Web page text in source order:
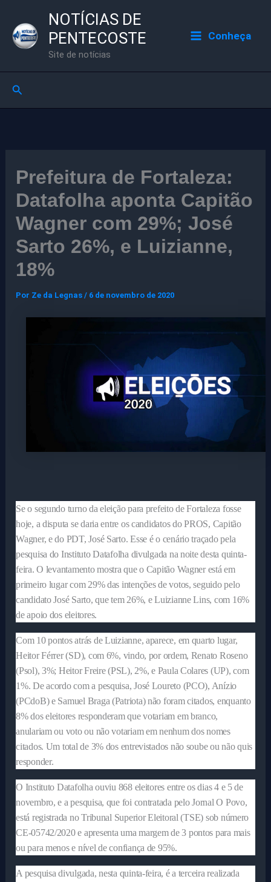
para
NOTÍCIAS DE
PENTECOSTE
Site de notícias
Conheça
Pesquisar
Prefeitura de Fortaleza:
Datafolha aponta Capitão
Wagner com 29%; José
Sarto 26%, e Luizianne,
18%
Por Ze da Legnas/ 6 de novembro de 2020
Se o segundo turno da eleição para prefeito de Fortaleza fosse
hoje, a disputa se daria entre os candidatos do PROS, Capitão
Wagner, e do PDT, José Sarto. Esse é o cenário traçado pela
pesquisa do Instituto Datafolha divulgada na noite desta quinta-
feira. O levantamento mostra que o Capitão Wagner está em
primeiro lugar com 29% das intenções de votos, seguido pelo
candidato José Sarto, que tem 26%, e Luizianne Lins, com 16%
de apoio dos eleitores.
Com 10 pontos atrás de Luizianne, aparece, em quarto lugar,
Heitor Férrer (SD), com 6%, vindo, por ordem, Renato Roseno
(Psol), 3%; Heitor Freire (PSL), 2%, e Paula Colares (UP), com
1%. De acordo com a pesquisa, José Loureto (PCO), Anízio
(PCdoB) e Samuel Braga (Patriota) não foram citados, enquanto
8% dos eleitores responderam que votariam em branco,
anulariam ou voto ou não votariam em nenhum dos nomes
citados. Um total de 3% dos entrevistados não soube ou não quis
responder.
O Instituto Datafolha ouviu 868 eleitores entre os dias 4 e 5 de
novembro, e a pesquisa, que foi contratada pelo Jornal O Povo,
está registrada no Tribunal Superior Eleitoral (TSE) sob número
CE-05742/2020 e apresenta uma margem de 3 pontos para mais
ou para menos e nível de confiança de 95%.
A pesquisa divulgada, nesta quinta-feira, é a terceira realizada